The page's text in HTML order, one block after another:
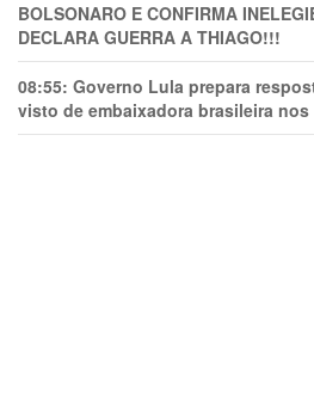
BOLSONARO E CONFIRMA
DECLARA GUERRA A THIAGO!!!
08:55: Governo Lula prepara
visto de embaixadora brasileira nos